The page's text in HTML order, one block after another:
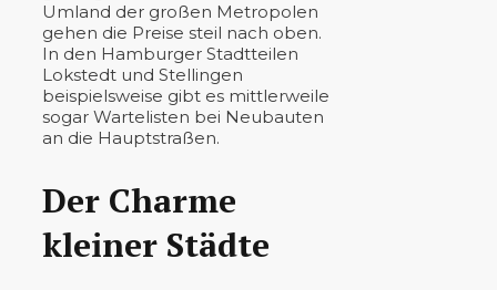
Umland der großen Metropolen
gehen die Preise steil nach oben.
In den Hamburger Stadtteilen
Lokstedt und Stellingen
beispielsweise gibt es mittlerweile
sogar Wartelisten bei Neubauten
an die Hauptstraßen.
Der Charme
kleiner Städte